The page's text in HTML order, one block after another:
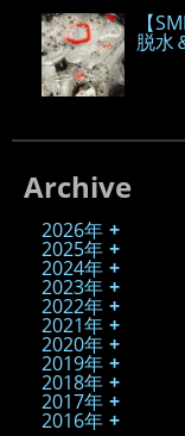
【
脱水
Archive
2026年
2025年
2024年
2023年
2022年
2021年
2020年
2019年
2018年
2017年
2016年